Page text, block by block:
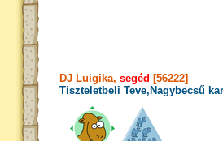
DJ Luigika,segéd [56222]
Tiszteletbeli Teve,Nagybecsű